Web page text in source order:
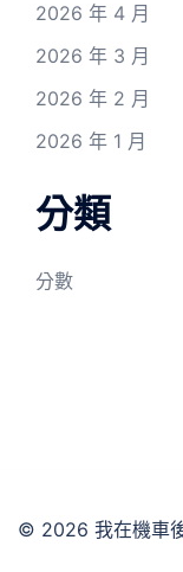
2026 年 4 月
2026 年 3 月
2026 年 2 月
2026 年 1 月
分類
分數
© 2026 我在機車